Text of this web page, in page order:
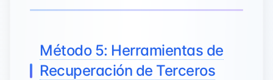
Método 5: Herramientas de
Recuperación de Terceros